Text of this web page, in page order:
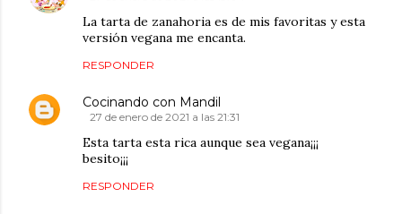
La tarta de zanahoria es de mis favoritas y esta
versión vegana me encanta.
RESPONDER
Cocinando con Mandil
27 de enero de 2021 a las 21:31
Esta tarta esta rica aunque sea vegana¡¡¡
besito¡¡¡
RESPONDER